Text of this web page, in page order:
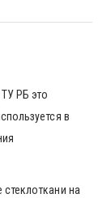
РБ это
в
на